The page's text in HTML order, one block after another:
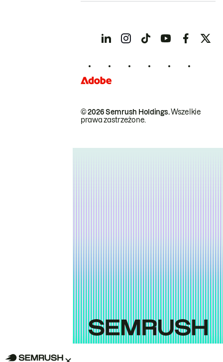
© 2026 Semrush Holdings.Wszelkie
prawa zastrzeżone.